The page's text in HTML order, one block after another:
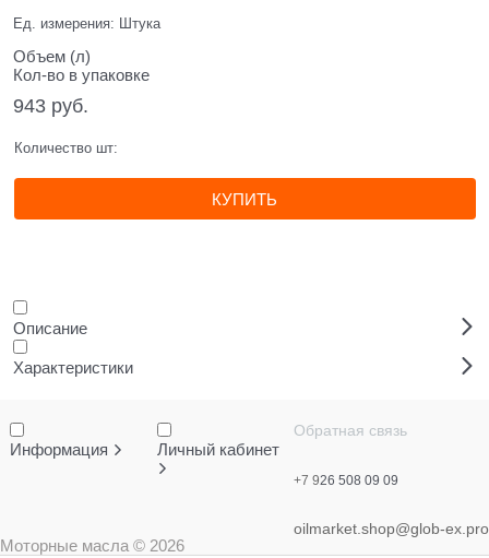
Ед. измерения: Штука
Объем (л)
Кол-во в упаковке
943 руб.
Количество шт:
КУПИТЬ
Описание
Характеристики
Информация Личный кабинет
Обратная связь
+7 926 508 09 09
oilmarket.shop@glob-ex.pro
Моторные масла © 2026